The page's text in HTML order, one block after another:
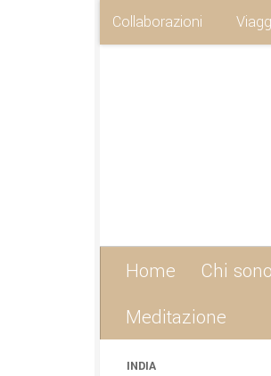
Sotto il contenuto
Collaborazioni
Home Chi
Meditazione
INDIA